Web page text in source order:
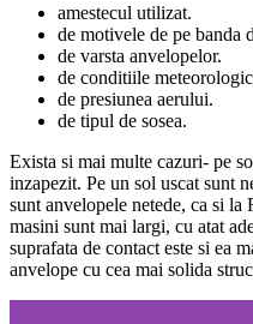
amestecul utilizat.
de motivele de pe banda
de varsta anvelopelor.
de conditiile
de presiunea aerului.
de tipul de sosea.
Exista si mai multe cazuri- pe
inzapezit. Pe un sol uscat sunt
sunt anvelopele netede, ca si
masini sunt mai largi, cu atat
suprafata de contact este si ea
anvelope cu cea mai solida